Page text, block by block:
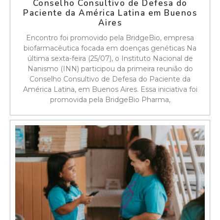
Conselho Consultivo de Defesa do
Paciente da América Latina em Buenos
Aires
Encontro foi promovido pela BridgeBio, empresa
biofarmacêutica focada em doenças genéticas Na
última sexta-feira (25/07), o Instituto Nacional de
Nanismo (INN) participou da primeira reunião do
Conselho Consultivo de Defesa do Paciente da
América Latina, em Buenos Aires. Essa iniciativa foi
promovida pela BridgeBio Pharma,